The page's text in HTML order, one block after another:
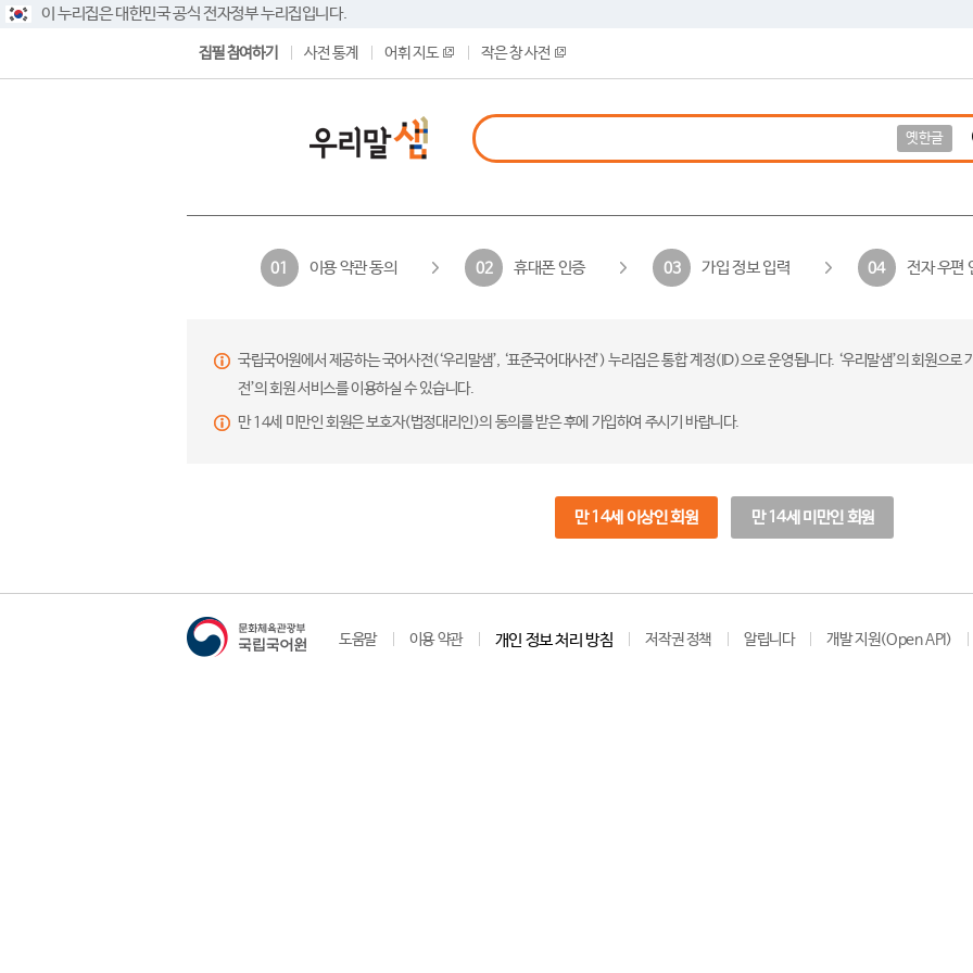
이 누리집은 대한민국 공식 전자정부 누리집입니다.
집필 참여하기 사전 통계 어휘 지도 작은 창 사전
옛한글
01 이용 약관 동의 02 휴대폰 인증 03 가입 정보 입력 04 전자 우편
국립국어원에서 제공하는 국어사전(‘우리말샘’, ‘표준국어대사전’) 누리집은 통합 계정(ID)으로 운영됩니다. ‘우리말샘’의 회원으
전’의 회원 서비스를 이용하실 수 있습니다.
만 14세 미만인 회원은 보호자(법정대리인)의 동의를 받은 후에 가입하여 주시기 바랍니다.
만 14세 이상인 회원 만 14세 미만인 회원
도움말 이용 약관 개인 정보 처리 방침 저작권 정책 알립니다 개발 지원(Open API)